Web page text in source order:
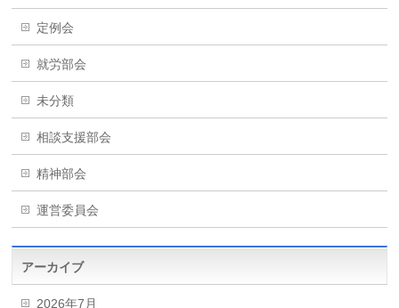
定例会
就労部会
未分類
相談支援部会
精神部会
運営委員会
アーカイブ
2026年7月